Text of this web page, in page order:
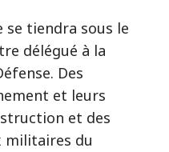
se tiendra sous le
délégué à la
Des
et leurs
et des
militaires du